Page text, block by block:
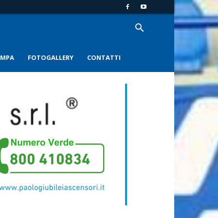
FOTOGALLERY CONTATTI